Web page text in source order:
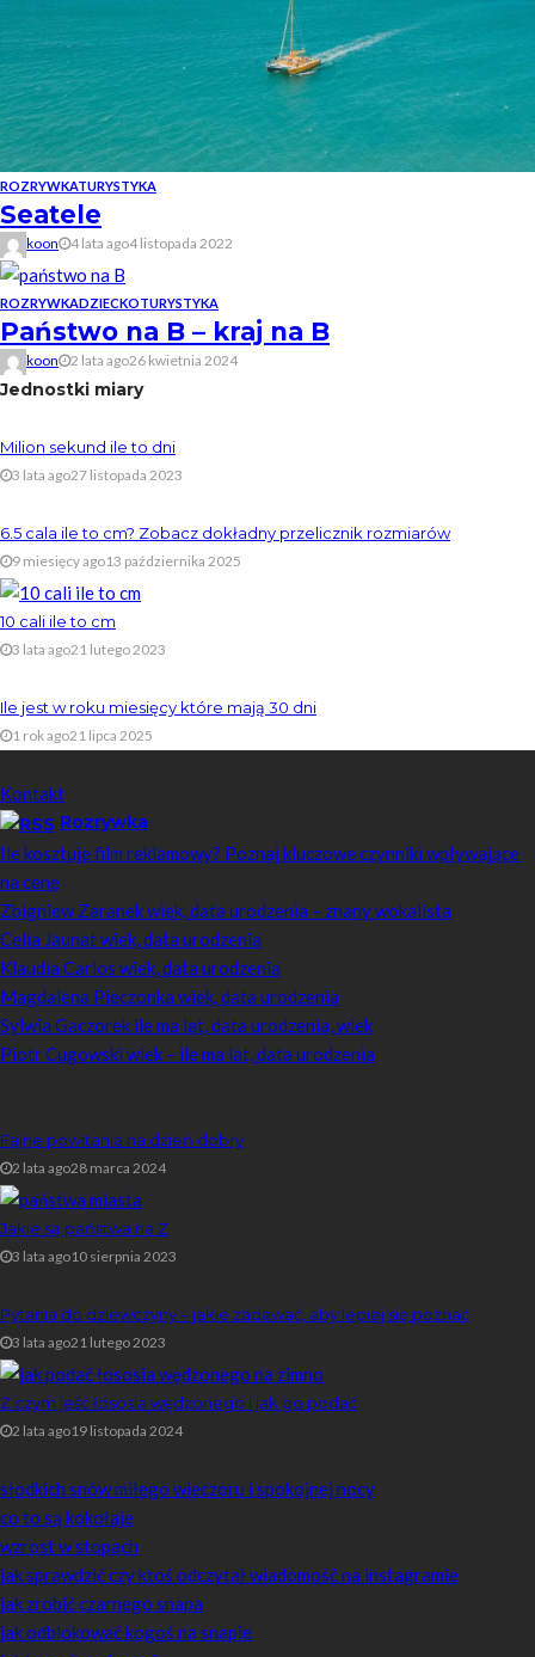
ROZRYWKATURYSTYKA
Seatele
koon 4 lata ago4 listopada 2022
ROZRYWKADZIECKOTURYSTYKA
Państwo na B – kraj na B
koon 2 lata ago26 kwietnia 2024
Jednostki miary
Milion sekund ile to dni
3 lata ago27 listopada 2023
6.5 cala ile to cm? Zobacz dokładny przelicznik rozmiarów
9 miesięcy ago13 października 2025
10 cali ile to cm
3 lata ago21 lutego 2023
Ile jest w roku miesięcy które mają 30 dni
1 rok ago21 lipca 2025
Kontakt
Rozrywka
Ile kosztuje film reklamowy? Poznaj kluczowe czynniki wpływające
na cenę
Zbigniew Zaranek wiek, data urodzenia – znany wokalista
Celia Jaunat wiek, data urodzenia
Klaudia Carlos wiek, data urodzenia
Magdalena Pieczonka wiek, data urodzenia
Sylwia Gaczorek ile ma lat, data urodzenia, wiek
Piotr Cugowski wiek – ile ma lat, data urodzenia
Fajne powitania na dzień dobry
2 lata ago28 marca 2024
Jakie są państwa na Z
3 lata ago10 sierpnia 2023
Pytania do dziewczyny – jakie zadawać, aby lepiej się poznać
3 lata ago21 lutego 2023
Z czym jeść łososia wędzonego i jak go podać
2 lata ago19 listopada 2024
słodkich snów miłego wieczoru i spokojnej nocy
co to są kokołaje
wzrost w stopach
jak sprawdzić czy ktoś odczytał wiadomość na instagramie
jak zrobić czarnego snapa
jak odblokować kogoś na snapie